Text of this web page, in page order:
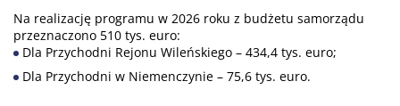
Na realizację programu w 2026 roku z budżetu samorządu
przeznaczono 510 tys. euro:
Dla Przychodni Rejonu Wileńskiego – 434,4 tys. euro;
Dla Przychodni w Niemenczynie – 75,6 tys. euro.